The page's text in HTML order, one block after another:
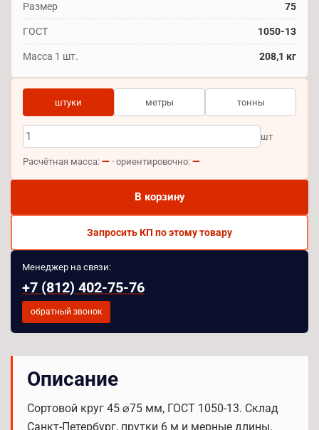
Размер 75
ГОСТ 1050-13
Масса 1 шт. 208,1 кг
штуки метры тонны
шт
Расчётная масса: — · ориентировочно: —
В корзину
Запросить КП по этому товару
Менеджер на связи:
+7 (812) 402-75-76
обратный звонок
Описание
Сортовой круг 45 ⌀75 мм, ГОСТ 1050-13. Склад
Санкт-Петербург, прутки 6 м и мерные длины.